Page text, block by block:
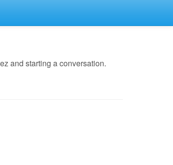
and starting a conversation.